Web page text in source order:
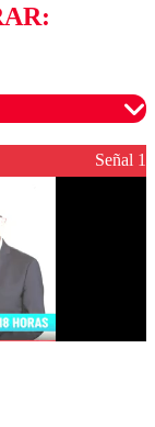
un
Señal 1